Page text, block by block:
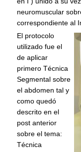
neuromuscular
correspondiente al
El protocolo
utilizado fue el
de aplicar
primero Técnica
Segmental sobre
el abdomen tal y
como quedó
descrito en el
post anterior
sobre el tema:
Técnica